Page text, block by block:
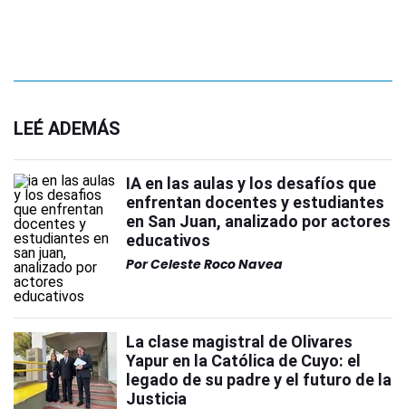
LEÉ ADEMÁS
IA en las aulas y los desafíos que
enfrentan docentes y estudiantes
en San Juan, analizado por actores
educativos
PorCeleste Roco Navea
La clase magistral de Olivares
Yapur en la Católica de Cuyo: el
legado de su padre y el futuro de la
Justicia